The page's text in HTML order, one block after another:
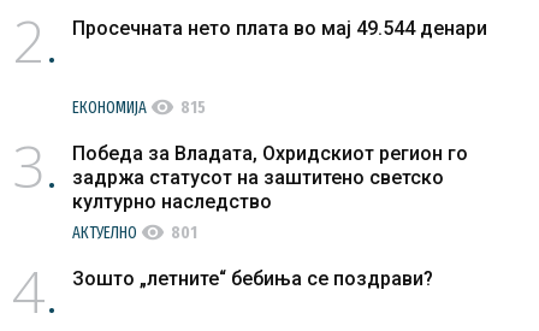
2 Просечната нето плата во мај 49.544 денари
ЕКОНОМИЈА visibility 815
3
Победа за Владата, Охридскиот регион го
задржа статусот на заштитено светско
културно наследство
АКТУЕЛНО visibility 801
4 Зошто „летните“ бебиња се поздрави?